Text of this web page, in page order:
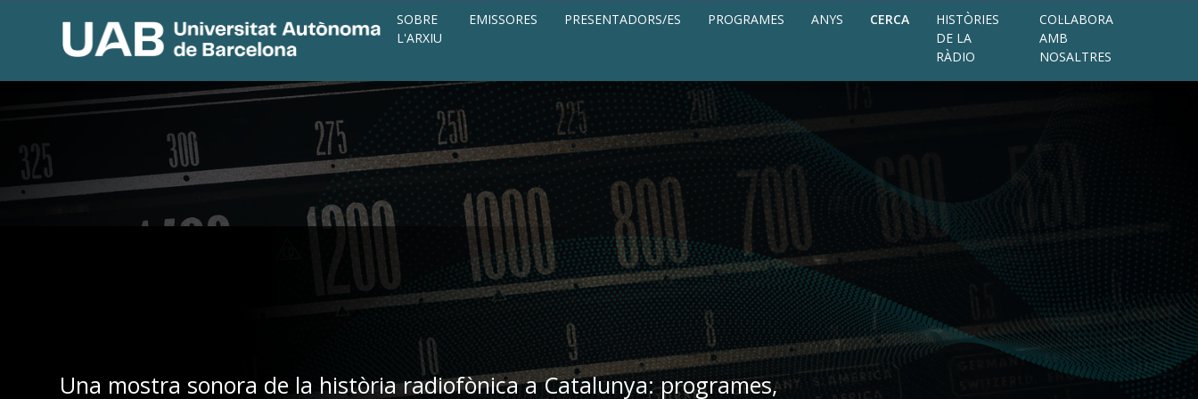
SOBRE
L'ARXIU
EMISSORES PRESENTADORS/ES PROGRAMES ANYS CERCA
HISTÒRIES
DE LA
RÀDIO
COL·LABORA
AMB
NOSALTRES
Una mostra sonora de la història radiofònica a Catalunya: programes,